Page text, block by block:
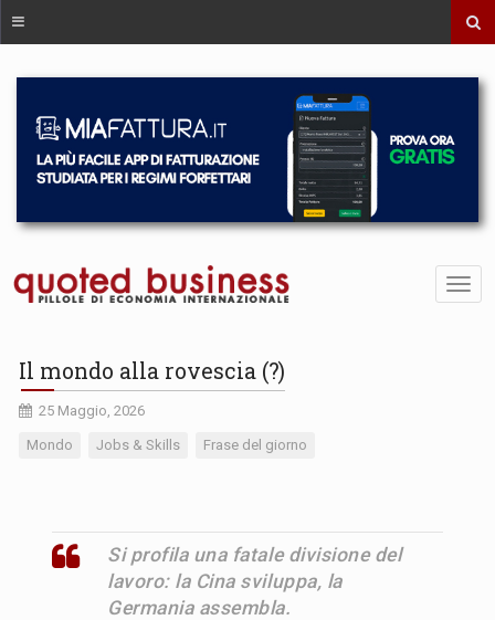
Il mondo alla rovescia (?)
25 Maggio, 2026
Mondo Jobs & Skills Frase del giorno
Si profila una fatale divisione del
lavoro: la Cina sviluppa, la
Germania assembla.